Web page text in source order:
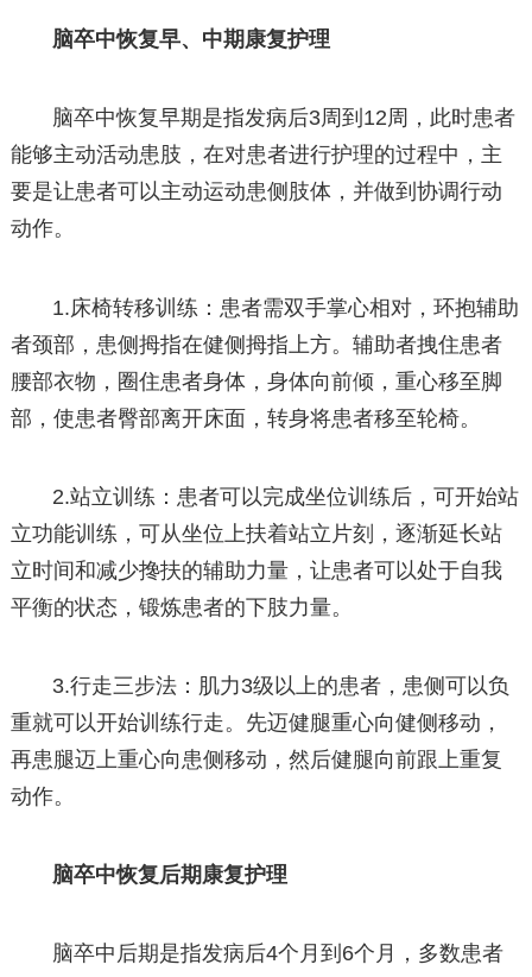
脑卒中恢复早、中期康复护理
脑卒中恢复早期是指发病后3周到12周，此时患者
能够主动活动患肢，在对患者进行护理的过程中，主
要是让患者可以主动运动患侧肢体，并做到协调行动
动作。
1.床椅转移训练：患者需双手掌心相对，环抱辅助
者颈部，患侧拇指在健侧拇指上方。辅助者拽住患者
腰部衣物，圈住患者身体，身体向前倾，重心移至脚
部，使患者臀部离开床面，转身将患者移至轮椅。
2.站立训练：患者可以完成坐位训练后，可开始站
立功能训练，可从坐位上扶着站立片刻，逐渐延长站
立时间和减少搀扶的辅助力量，让患者可以处于自我
平衡的状态，锻炼患者的下肢力量。
3.行走三步法：肌力3级以上的患者，患侧可以负
重就可以开始训练行走。先迈健腿重心向健侧移动，
再患腿迈上重心向患侧移动，然后健腿向前跟上重复
动作。
脑卒中恢复后期康复护理
脑卒中后期是指发病后4个月到6个月，多数患者